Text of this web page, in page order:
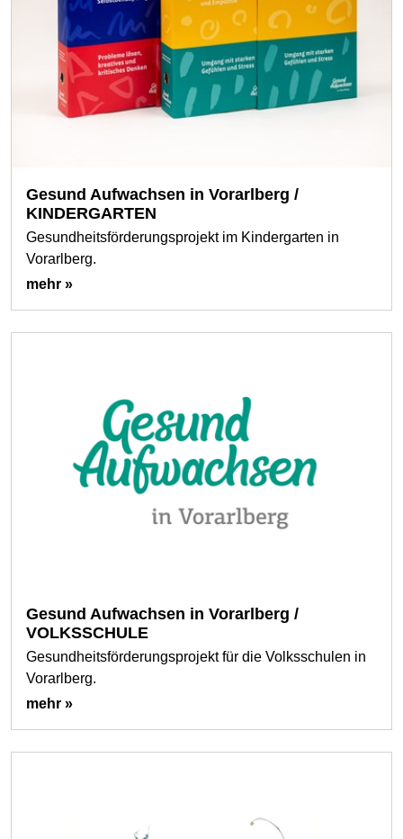
Gesund Aufwachsen in Vorarlberg /
KINDERGARTEN
Gesundheitsförderungsprojekt im Kindergarten in
Vorarlberg.
mehr »
Gesund Aufwachsen in Vorarlberg /
VOLKSSCHULE
Gesundheitsförderungsprojekt für die Volksschulen in
Vorarlberg.
mehr »